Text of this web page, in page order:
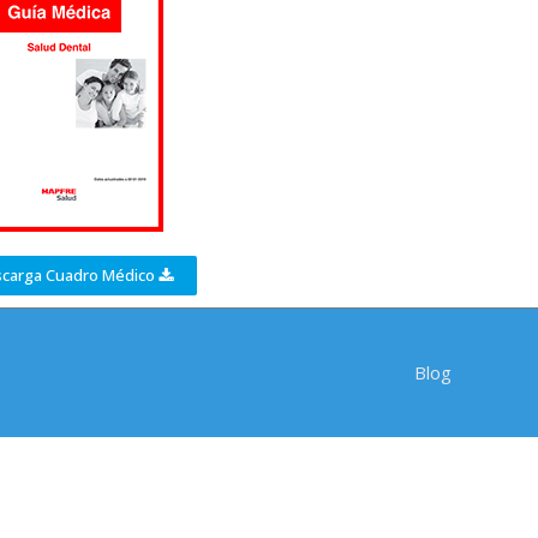
Cuadro Médico
Blog